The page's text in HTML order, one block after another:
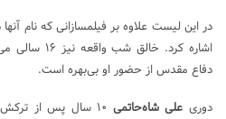
در این لیست علاوه بر فیلمسازانی که نام
اشاره کرد. خالق شب واقعه
نیز ۱۶
دفاع مقدس از حضور او بی‌بهره است.
دوریعلی شاه‌حاتمی ۱۰ سال پس از